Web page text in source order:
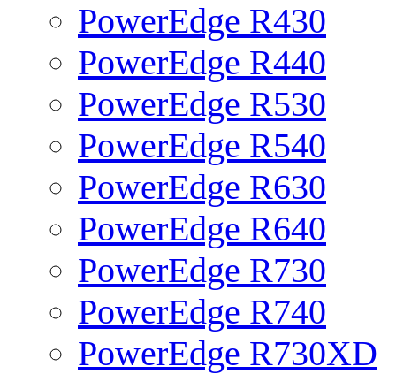
PowerEdge R430
PowerEdge R440
PowerEdge R530
PowerEdge R540
PowerEdge R630
PowerEdge R640
PowerEdge R730
PowerEdge R740
PowerEdge R730XD